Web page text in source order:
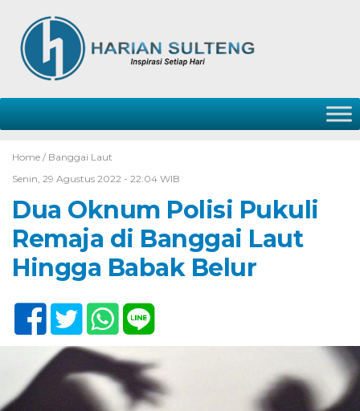
Home / Banggai Laut
Senin, 29 Agustus 2022 - 22:04 WIB
Dua Oknum Polisi Pukuli
Remaja di Banggai Laut
Hingga Babak Belur